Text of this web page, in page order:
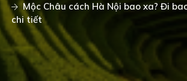
Mộc Châu cách Hà Nội bao xa? Đi
chi tiết